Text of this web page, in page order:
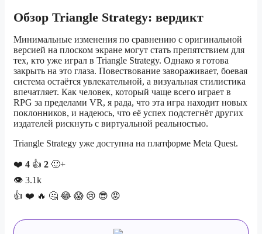
Обзор Triangle Strategy: вердикт
Минимальные изменения по сравнению с оригинальной
версией на плоском экране могут стать препятствием для
тех, кто уже играл в Triangle Strategy. Однако я готова
закрыть на это глаза. Повествование завораживает, боевая
система остаётся увлекательной, а визуальная стилистика
впечатляет. Как человек, который чаще всего играет в
RPG за пределами VR, я рада, что эта игра находит новых
поклонников, и надеюсь, что её успех подстегнёт других
издателей рискнуть с виртуальной реальностью.
Triangle Strategy уже доступна на платформе Meta Quest.
❤️ 4 👍 2 🙂+
👁 3.1k
👍 ❤️ 🔥 🤔 😂 😱 😢 😎 😡